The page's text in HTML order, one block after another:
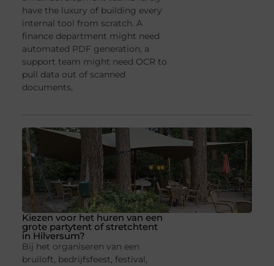
have the luxury of building every
internal tool from scratch. A
finance department might need
automated PDF generation, a
support team might need OCR to
pull data out of scanned
documents,
Kiezen voor het huren van een
grote partytent of stretchtent
in Hilversum?
Bij het organiseren van een
bruiloft, bedrijfsfeest, festival,